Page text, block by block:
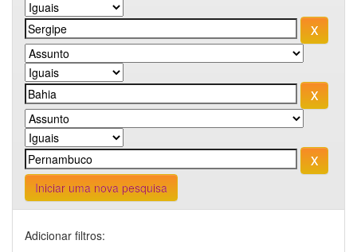
Iniciar uma nova pesquisa
Adicionar filtros: